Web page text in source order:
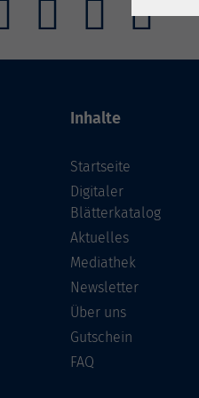
Inhalte
Startseite
Digitaler
Blätterkatalog
Aktuelles
Mediathek
Newsletter
Über uns
Gutschein
FAQ